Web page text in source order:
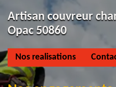
Artisan couvreur
Opac 50860
Nos realisations